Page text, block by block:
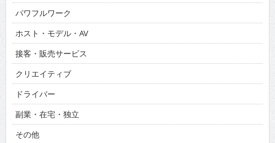
パワフルワーク
ホスト・モデル・AV
接客・販売サービス
クリエイティブ
ドライバー
副業・在宅・独立
その他